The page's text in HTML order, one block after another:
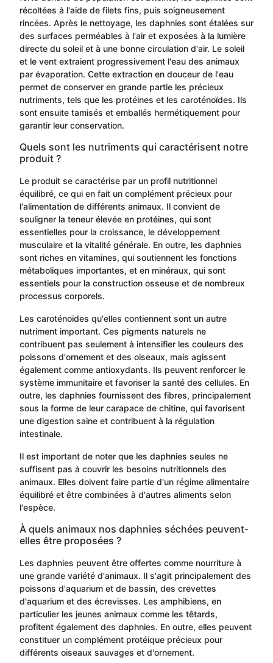
récoltées à l'aide de filets fins, puis soigneusement
rincées. Après le nettoyage, les daphnies sont étalées sur
des surfaces perméables à l'air et exposées à la lumière
directe du soleil et à une bonne circulation d'air. Le soleil
et le vent extraient progressivement l'eau des animaux
par évaporation. Cette extraction en douceur de l'eau
permet de conserver en grande partie les précieux
nutriments, tels que les protéines et les caroténoïdes. Ils
sont ensuite tamisés et emballés hermétiquement pour
garantir leur conservation.
Quels sont les nutriments qui caractérisent notre
produit ?
Le produit se caractérise par un profil nutritionnel
équilibré, ce qui en fait un complément précieux pour
l'alimentation de différents animaux. Il convient de
souligner la teneur élevée en protéines, qui sont
essentielles pour la croissance, le développement
musculaire et la vitalité générale. En outre, les daphnies
sont riches en vitamines, qui soutiennent les fonctions
métaboliques importantes, et en minéraux, qui sont
essentiels pour la construction osseuse et de nombreux
processus corporels.
Les caroténoïdes qu'elles contiennent sont un autre
nutriment important. Ces pigments naturels ne
contribuent pas seulement à intensifier les couleurs des
poissons d'ornement et des oiseaux, mais agissent
également comme antioxydants. Ils peuvent renforcer le
système immunitaire et favoriser la santé des cellules. En
outre, les daphnies fournissent des fibres, principalement
sous la forme de leur carapace de chitine, qui favorisent
une digestion saine et contribuent à la régulation
intestinale.
Il est important de noter que les daphnies seules ne
suffisent pas à couvrir les besoins nutritionnels des
animaux. Elles doivent faire partie d'un régime alimentaire
équilibré et être combinées à d'autres aliments selon
l'espèce.
À quels animaux nos daphnies séchées peuvent-
elles être proposées ?
Les daphnies peuvent être offertes comme nourriture à
une grande variété d'animaux. Il s'agit principalement des
poissons d'aquarium et de bassin, des crevettes
d'aquarium et des écrevisses. Les amphibiens, en
particulier les jeunes animaux comme les têtards,
profitent également des daphnies. En outre, elles peuvent
constituer un complément protéique précieux pour
différents oiseaux sauvages et d'ornement.